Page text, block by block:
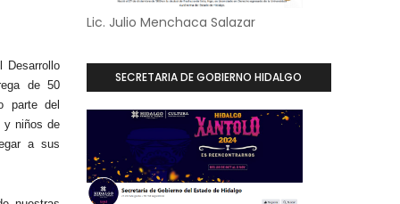
Desarrollo
de 50
parte del
y niños de
a sus
Lic. Julio Menchaca Salazar
SECRETARIA DE GOBIERNO HIDALGO